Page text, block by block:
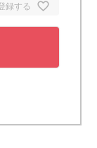
録する